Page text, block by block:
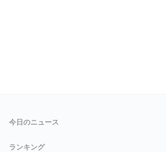
今日のニュース
ランキング